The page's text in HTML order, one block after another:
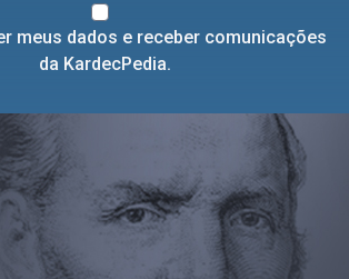
meus dados e receber comunicações
da KardecPedia.